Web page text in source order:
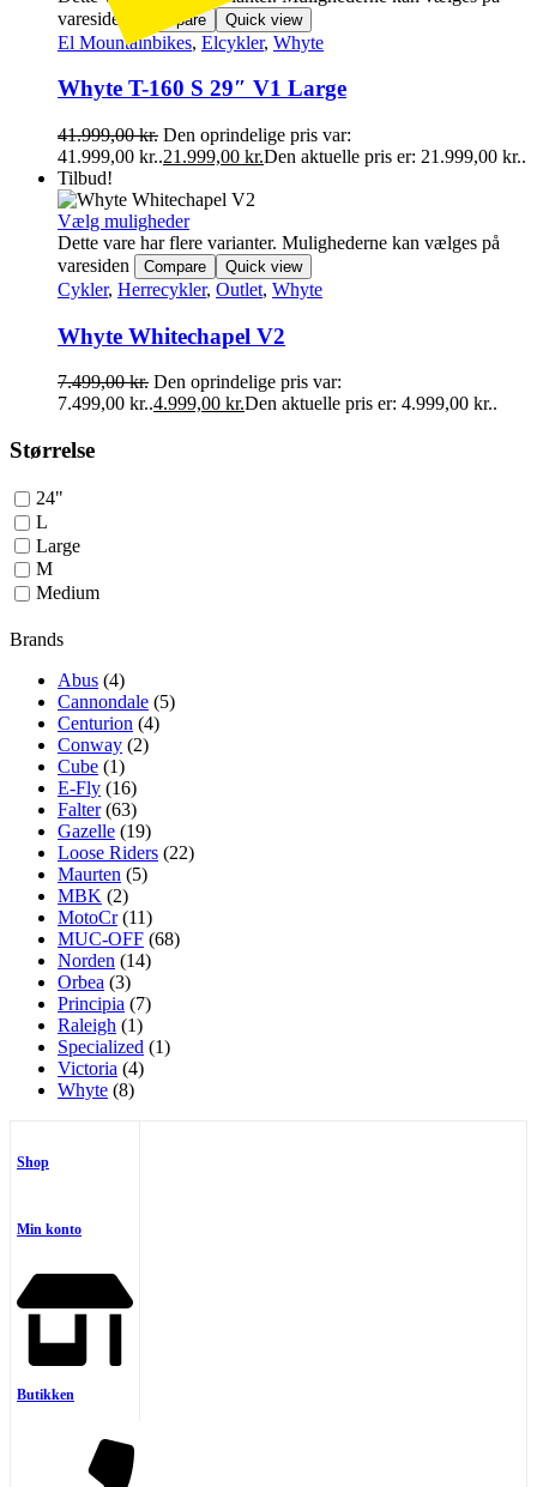
varesiden
Compare Quick view
El Mountainbikes, Elcykler, Whyte
Whyte T-160 S 29″ V1 Large
41.999,00kr. Den oprindelige pris var:
41.999,00 kr..21.999,00 kr.Den aktuelle pris er: 21.999,00 kr..
Tilbud!
Vælg muligheder
Dette vare har flere varianter. Mulighederne kan vælges på
varesiden
Compare Quick view
Cykler, Herrecykler, Outlet, Whyte
Whyte Whitechapel V2
7.499,00kr. Den oprindelige pris var:
7.499,00 kr..4.999,00 kr.Den aktuelle pris er: 4.999,00 kr..
Størrelse
24"
L
Large
M
Medium
Brands
Abus (4)
Cannondale (5)
Centurion (4)
Conway (2)
Cube (1)
E-Fly (16)
Falter (63)
Gazelle (19)
Loose Riders (22)
Maurten (5)
MBK (2)
MotoCr (11)
MUC-OFF (68)
Norden (14)
Orbea (3)
Principia (7)
Raleigh (1)
Specialized (1)
Victoria (4)
Whyte (8)
Shop
Min konto
Butikken